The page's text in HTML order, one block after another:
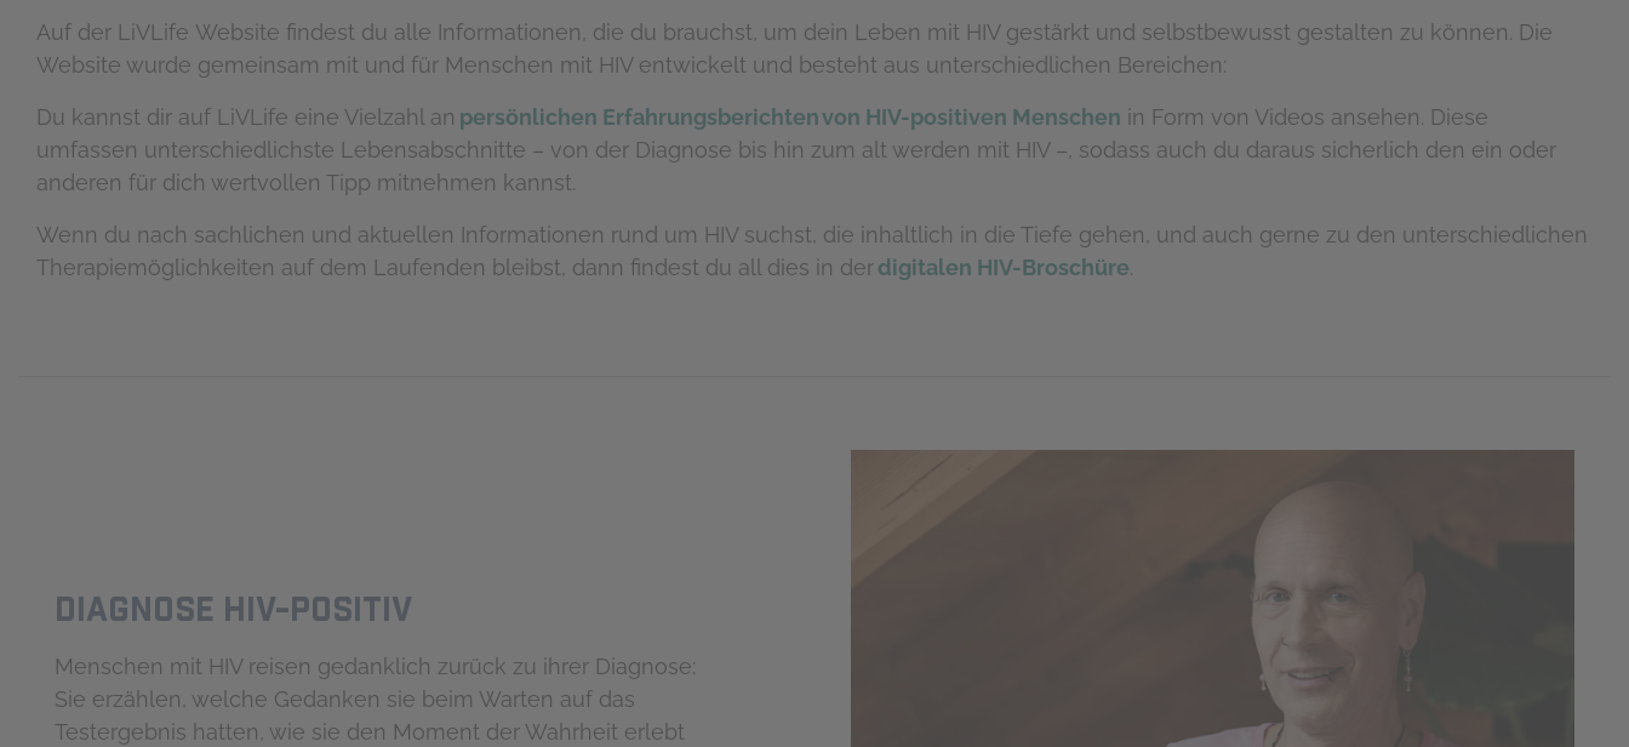
Auf der LiVLife Website findest du alle Informationen, die du brauchst, um dein Leben mit HIV gestärkt und selbstbewusst gestalten zu können. Die
Website wurde gemeinsam mit und für Menschen mit HIV entwickelt und besteht aus unterschiedlichen Bereichen:
Du kannst dir auf LiVLife eine Vielzahl an persönlichen Erfahrungsberichten von HIV-positiven Menschen in Form von Videos ansehen. Diese
umfassen unterschiedlichste Lebensabschnitte – von der Diagnose bis hin zum alt werden mit HIV –, sodass auch du daraus sicherlich den ein oder
anderen für dich wertvollen Tipp mitnehmen kannst.
Wenn du nach sachlichen und aktuellen Informationen rund um HIV suchst, die inhaltlich in die Tiefe gehen, und auch gerne zu den unterschiedlichen
Therapiemöglichkeiten auf dem Laufenden bleibst, dann findest du all dies in derdigitalen HIV-Broschüre.
Diagnose HIV-positiv
Menschen mit HIV reisen gedanklich zurück zu ihrer Diagnose:
Sie erzählen, welche Gedanken sie beim Warten auf das
Testergebnis hatten, wie sie den Moment der Wahrheit erlebt